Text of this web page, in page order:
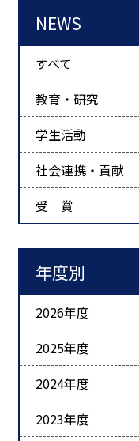
NEWS
すべて
教育・研究
学生活動
社会連携・貢献
受 賞
年度別
2026年度
2025年度
2024年度
2023年度